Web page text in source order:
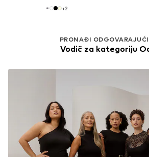
+2
PRONAĐI
Vodič za kategoriju